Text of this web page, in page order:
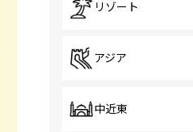
リゾート
アジア
中近東